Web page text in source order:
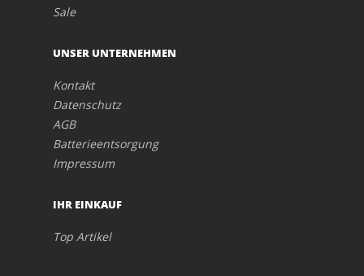
Sale
UNSER UNTERNEHMEN
Kontakt
Datenschutz
AGB
Batterieentsorgung
Impressum
IHR EINKAUF
Top Artikel